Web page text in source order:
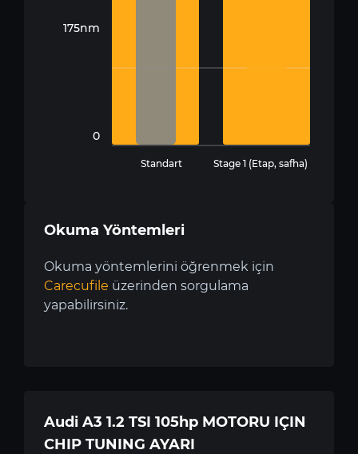
175nm
0
Standart Stage 1 (Etap, safha)
Okuma Yöntemleri
Okuma yöntemlerini öğrenmek için
Carecufile üzerinden sorgulama
yapabilirsiniz.
Audi A3 1.2 TSI 105hp MOTORU IÇIN
CHIP TUNING AYARI